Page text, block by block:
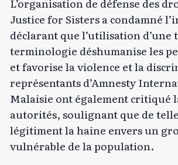
L’organisation de défense des
Justice for Sisters a condamné
déclarant que l’utilisation d’une
terminologie déshumanise les
et favorise la violence et la
représentants d’Amnesty
Malaisie ont également critiqué
autorités, soulignant que de
légitiment la haine envers un
vulnérable de la population.